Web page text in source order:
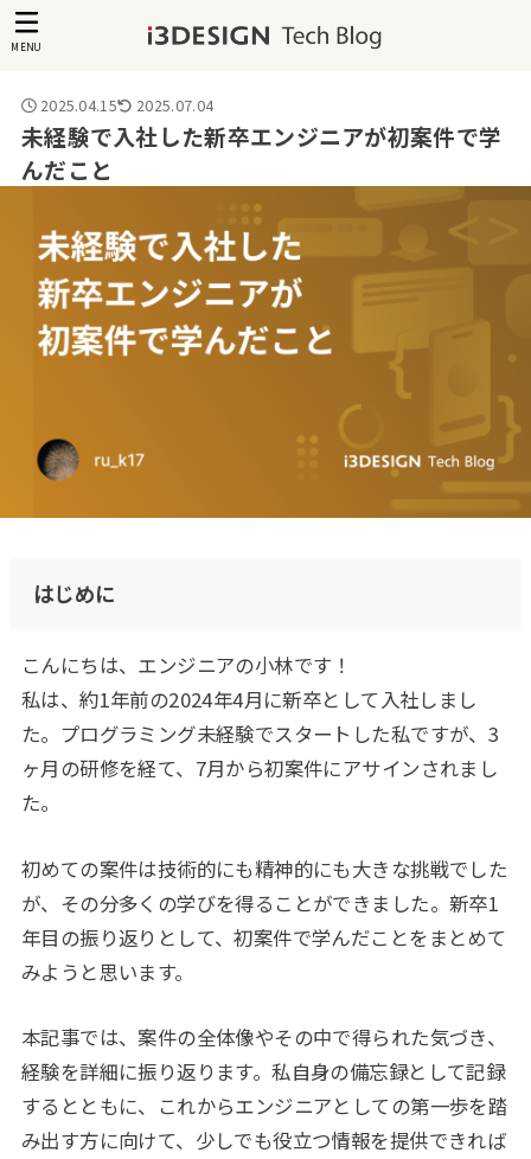
MENU
2025.04.15 2025.07.04
未経験で入社した新卒エンジニアが初案件で学
んだこと
はじめに
こんにちは、エンジニアの小林です！
私は、約1年前の2024年4月に新卒として入社しまし
た。プログラミング未経験でスタートした私ですが、3
ヶ月の研修を経て、7月から初案件にアサインされまし
た。
初めての案件は技術的にも精神的にも大きな挑戦でした
が、その分多くの学びを得ることができました。新卒1
年目の振り返りとして、初案件で学んだことをまとめて
みようと思います。
本記事では、案件の全体像やその中で得られた気づき、
経験を詳細に振り返ります。私自身の備忘録として記録
するとともに、これからエンジニアとしての第一歩を踏
み出す方に向けて、少しでも役立つ情報を提供できれば